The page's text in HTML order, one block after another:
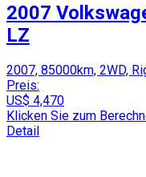
2007
LZ
2007, 85000km, 2WD,
Preis:
US$ 4,470
Klicken Sie zum
Detail